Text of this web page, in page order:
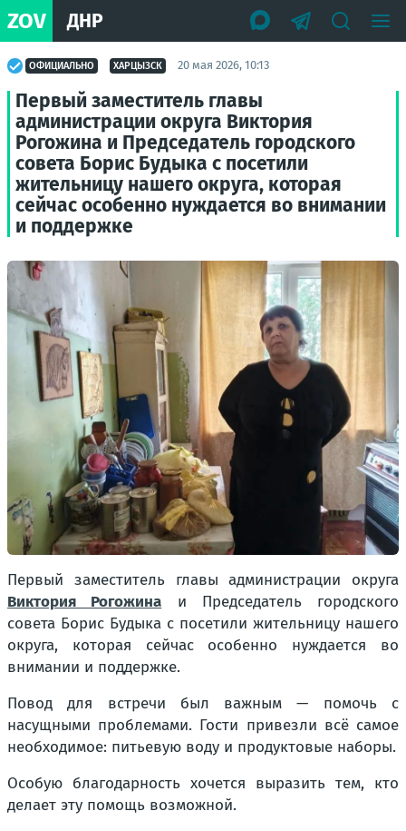
ZOV ДНР
ОФИЦИАЛЬНО ХАРЦЫЗСК 20 мая 2026, 10:13
Первый заместитель главы
администрации округа Виктория
Рогожина и Председатель городского
совета Борис Будыка с посетили
жительницу нашего округа, которая
сейчас особенно нуждается во внимании
и поддержке
Первый заместитель главы администрации округа
Виктория Рогожина и Председатель городского
совета Борис Будыка с посетили жительницу нашего
округа, которая сейчас особенно нуждается во
внимании и поддержке.
Повод для встречи был важным — помочь с
насущными проблемами. Гости привезли всё самое
необходимое: питьевую воду и продуктовые наборы.
Особую благодарность хочется выразить тем, кто
делает эту помощь возможной.